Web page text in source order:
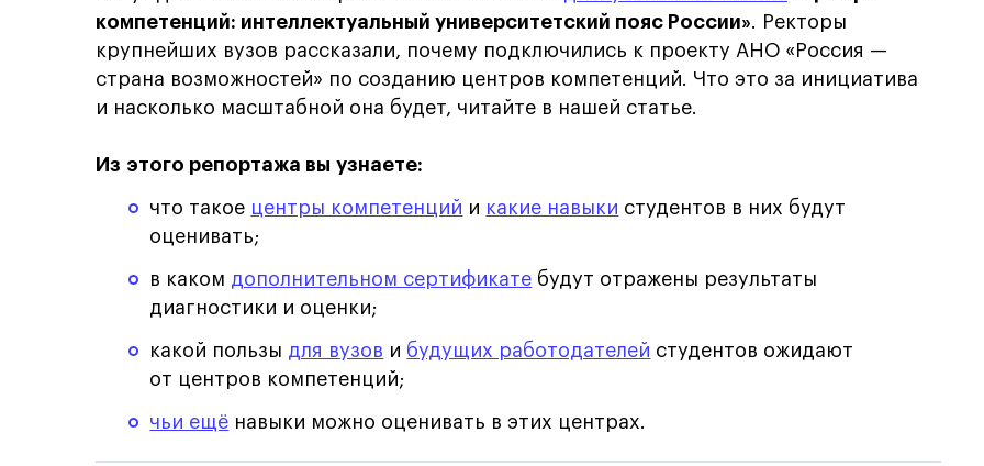
компетенций: интеллектуальный университетский пояс России». Ректоры
крупнейших вузов рассказали, почему подключились к проекту АНО «Россия —
страна возможностей» по созданию центров компетенций. Что это за инициатива
и насколько масштабной она будет, читайте в нашей статье.
Из этого репортажа вы узнаете:
что такое центры компетенций и какие навыки студентов в них будут
оценивать;
в каком дополнительном сертификате будут отражены результаты
диагностики и оценки;
какой пользы для вузов и будущих работодателей студентов ожидают
от центров компетенций;
чьи ещё навыки можно оценивать в этих центрах.